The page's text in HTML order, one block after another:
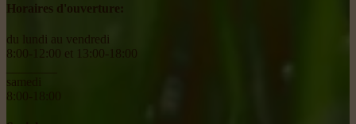
Horaires d'ouverture:
du lundi au vendredi
8:00-12:00 et 13:00-18:00
samedi
8:00-18:00